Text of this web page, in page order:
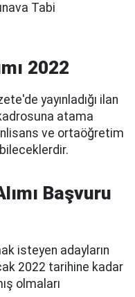
Tabi
2022
yayınladığı ilan
atama
ve ortaöğretim
Başvuru
isteyen adayların
2022 tarihine kadar
olmaları